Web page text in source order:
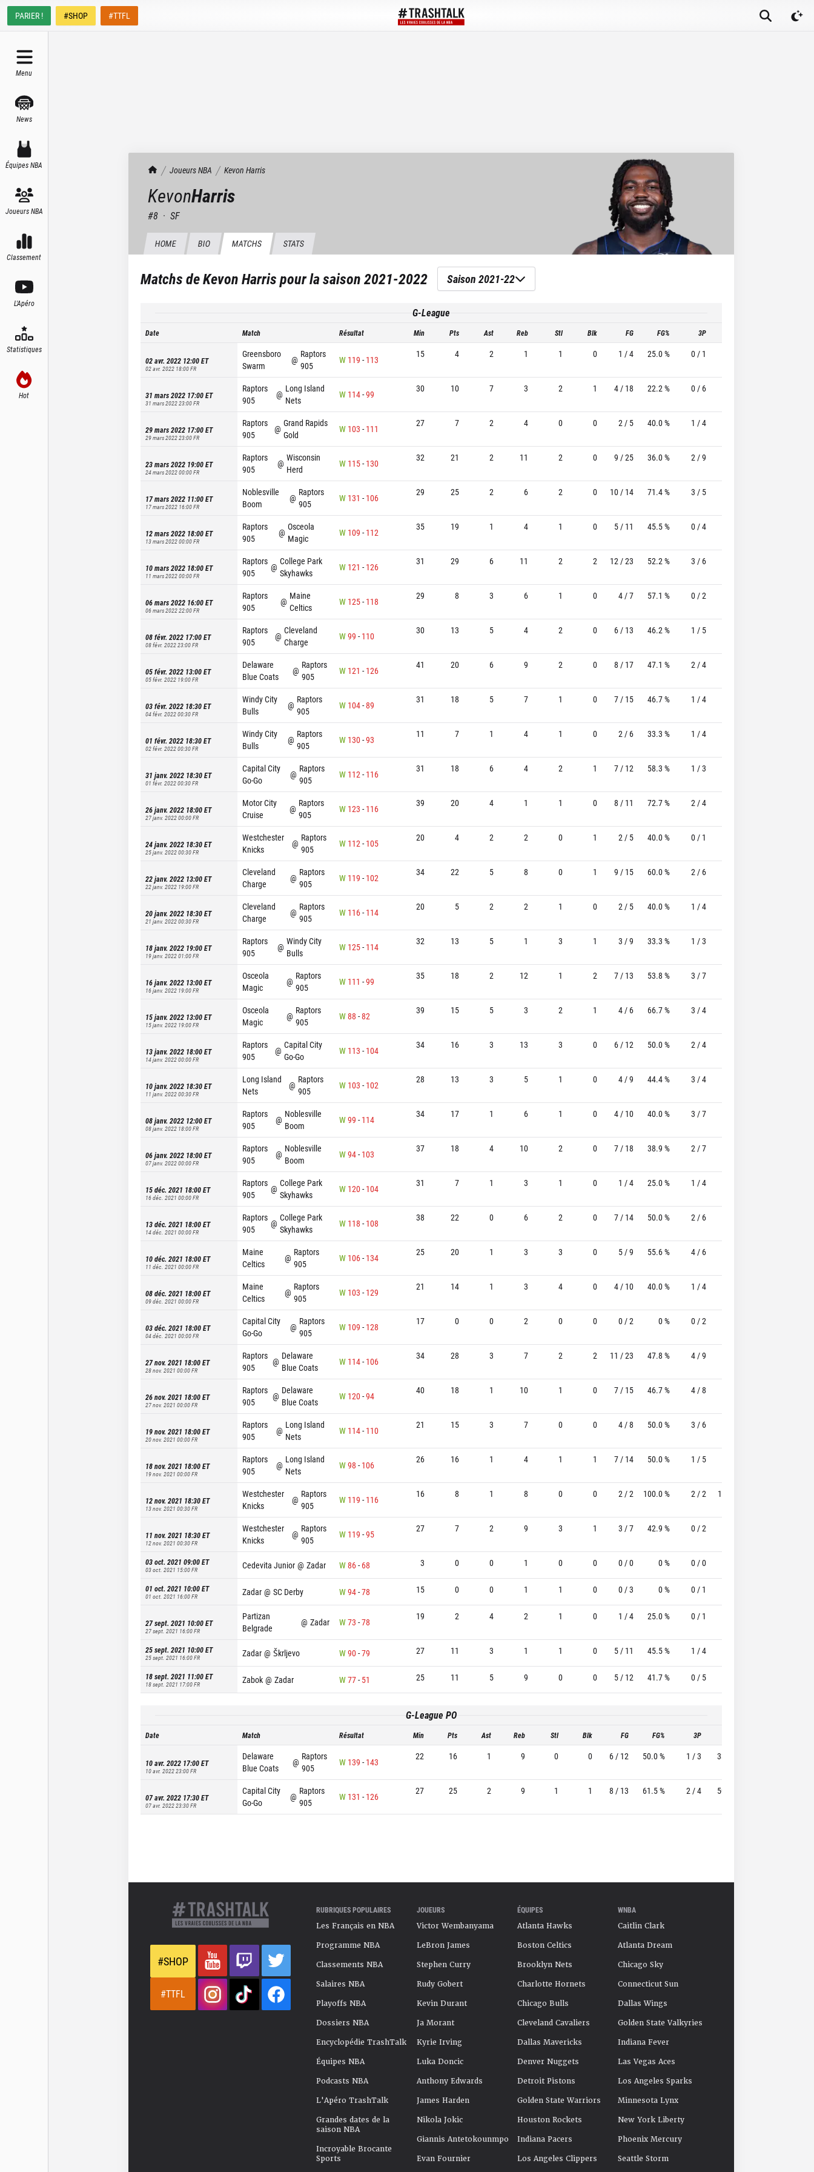
PARIER ! #SHOP #TTFL
Menu
News
Équipes NBA
Joueurs NBA
Classement
L'Apéro
Statistiques
Hot
TrashTalk Actu NBA
Joueurs NBA Kevon Harris
KevonHarris
#8 · SF
HOME BIO MATCHS STATS
Matchs deKevon Harrispour la saison2021-2022 Saison 2021-22
G-League
Date Match Résultat Min Pts Ast Reb Stl Blk FG FG% 3P
02 avr. 2022 12:00ET
02 avr. 2022 18:00FR
Greensboro
Swarm
@
Raptors
905
W 119 - 113
15 4 2 1 1 0 1 / 4 25.0 % 0 / 1
31 mars 2022 17:00ET
31 mars 2022 23:00FR
Raptors
905
@
Long Island
Nets
W 114-99
30 10 7 3 2 1 4 / 18 22.2 % 0 / 6
29 mars 2022 17:00ET
29 mars 2022 23:00FR
Raptors
905
@
Grand Rapids
Gold
W 103 - 111
27 7 2 4 0 0 2 / 5 40.0 % 1 / 4
23 mars 2022 19:00ET
24 mars 2022 00:00FR
Raptors
905
@
Wisconsin
Herd
W 115- 130
32 21 2 11 2 0 9 / 25 36.0 % 2 / 9
17 mars 2022 11:00ET
17 mars 2022 16:00FR
Noblesville
Boom
@
Raptors
905
W 131 - 106
29 25 2 6 2 0 10 / 14 71.4 % 3 / 5
12 mars 2022 18:00ET
13 mars 2022 00:00FR
Raptors
905
@
Osceola
Magic
W 109 - 112
35 19 1 4 1 0 5 / 11 45.5 % 0 / 4
10 mars 2022 18:00ET
11 mars 2022 00:00FR
Raptors
905
@
College Park
Skyhawks
W 121 - 126
31 29 6 11 2 2 12 / 23 52.2 % 3 / 6
06 mars 2022 16:00ET
06 mars 2022 22:00FR
Raptors
905
@
Maine
Celtics
W 125- 118
29 8 3 6 1 0 4 / 7 57.1 % 0 / 2
08 févr. 2022 17:00ET
08 févr. 2022 23:00FR
Raptors
905
@
Cleveland
Charge
W99 - 110
30 13 5 4 2 0 6 / 13 46.2 % 1 / 5
05 févr. 2022 13:00ET
05 févr. 2022 19:00FR
Delaware
Blue Coats
@
Raptors
905
W 121 - 126
41 20 6 9 2 0 8 / 17 47.1 % 2 / 4
03 févr. 2022 18:30ET
04 févr. 2022 00:30FR
Windy City
Bulls
@
Raptors
905
W 104-89
31 18 5 7 1 0 7 / 15 46.7 % 1 / 4
01 févr. 2022 18:30ET
02 févr. 2022 00:30FR
Windy City
Bulls
@
Raptors
905
W 130-93
11 7 1 4 1 0 2 / 6 33.3 % 1 / 4
31 janv. 2022 18:30ET
01 févr. 2022 00:30FR
Capital City
Go-Go
@
Raptors
905
W 112- 116
31 18 6 4 2 1 7 / 12 58.3 % 1 / 3
26 janv. 2022 18:00ET
27 janv. 2022 00:00FR
Motor City
Cruise
@
Raptors
905
W 123 - 116
39 20 4 1 1 0 8 / 11 72.7 % 2 / 4
24 janv. 2022 18:30ET
25 janv. 2022 00:30FR
Westchester
Knicks
@
Raptors
905
W 112- 105
20 4 2 2 0 1 2 / 5 40.0 % 0 / 1
22 janv. 2022 13:00ET
22 janv. 2022 19:00FR
Cleveland
Charge
@
Raptors
905
W 119 - 102
34 22 5 8 0 1 9 / 15 60.0 % 2 / 6
20 janv. 2022 18:30ET
21 janv. 2022 00:30FR
Cleveland
Charge
@
Raptors
905
W 116- 114
20 5 2 2 1 0 2 / 5 40.0 % 1 / 4
18 janv. 2022 19:00ET
19 janv. 2022 01:00FR
Raptors
905
@
Windy City
Bulls
W 125- 114
32 13 5 1 3 1 3 / 9 33.3 % 1 / 3
16 janv. 2022 13:00ET
16 janv. 2022 19:00FR
Osceola
Magic
@
Raptors
905
W 111 -99
35 18 2 12 1 2 7 / 13 53.8 % 3 / 7
15 janv. 2022 13:00ET
15 janv. 2022 19:00FR
Osceola
Magic
@
Raptors
905
W88 -82
39 15 5 3 2 1 4 / 6 66.7 % 3 / 4
13 janv. 2022 18:00ET
14 janv. 2022 00:00FR
Raptors
905
@
Capital City
Go-Go
W 113 - 104
34 16 3 13 3 0 6 / 12 50.0 % 2 / 4
10 janv. 2022 18:30ET
11 janv. 2022 00:30FR
Long Island
Nets
@
Raptors
905
W 103 - 102
28 13 3 5 1 0 4 / 9 44.4 % 3 / 4
08 janv. 2022 12:00ET
08 janv. 2022 18:00FR
Raptors
905
@
Noblesville
Boom
W99 - 114
34 17 1 6 1 0 4 / 10 40.0 % 3 / 7
06 janv. 2022 18:00ET
07 janv. 2022 00:00FR
Raptors
905
@
Noblesville
Boom
W94- 103
37 18 4 10 2 0 7 / 18 38.9 % 2 / 7
15 déc. 2021 18:00ET
16 déc. 2021 00:00FR
Raptors
905
@
College Park
Skyhawks
W 120- 104
31 7 1 3 1 0 1 / 4 25.0 % 1 / 4
13 déc. 2021 18:00ET
14 déc. 2021 00:00FR
Raptors
905
@
College Park
Skyhawks
W 118 - 108
38 22 0 6 2 0 7 / 14 50.0 % 2 / 6
10 déc. 2021 18:00ET
11 déc. 2021 00:00FR
Maine
Celtics
@
Raptors
905
W 106- 134
25 20 1 3 3 0 5 / 9 55.6 % 4 / 6
08 déc. 2021 18:00ET
09 déc. 2021 00:00FR
Maine
Celtics
@
Raptors
905
W 103 - 129
21 14 1 3 4 0 4 / 10 40.0 % 1 / 4
03 déc. 2021 18:00ET
04 déc. 2021 00:00FR
Capital City
Go-Go
@
Raptors
905
W 109 - 128
17 0 0 2 0 0 0 / 2 0 % 0 / 2
27 nov. 2021 18:00ET
28 nov. 2021 00:00FR
Raptors
905
@
Delaware
Blue Coats
W 114- 106
34 28 3 7 2 2 11 / 23 47.8 % 4 / 9
26 nov. 2021 18:00ET
27 nov. 2021 00:00FR
Raptors
905
@
Delaware
Blue Coats
W 120-94
40 18 1 10 1 0 7 / 15 46.7 % 4 / 8
19 nov. 2021 18:00ET
20 nov. 2021 00:00FR
Raptors
905
@
Long Island
Nets
W 114- 110
21 15 3 7 0 0 4 / 8 50.0 % 3 / 6
18 nov. 2021 18:00ET
19 nov. 2021 00:00FR
Raptors
905
@
Long Island
Nets
W98 - 106
26 16 1 4 1 1 7 / 14 50.0 % 1 / 5
12 nov. 2021 18:30ET
13 nov. 2021 00:30FR
Westchester
Knicks
@
Raptors
905
W 119 - 116
16 8 1 8 0 0 2 / 2 100.0 % 2 / 2 100.0%
11 nov. 2021 18:30ET
12 nov. 2021 00:30FR
Westchester
Knicks
@
Raptors
905
W 119 -95
27 7 2 9 3 1 3 / 7 42.9 % 0 / 2
03 oct. 2021 09:00ET
03 oct. 2021 15:00FR Cedevita Junior @ Zadar W86- 68 3 0 0 1 0 0 0 / 0 0 % 0 / 0
01 oct. 2021 10:00ET
01 oct. 2021 16:00FR Zadar @ SC Derby W94-78 15 0 0 1 1 0 0 / 3 0 % 0 / 1
27 sept. 2021 10:00ET
27 sept. 2021 16:00FR
Partizan
Belgrade
@ Zadar W73 -78
19 2 4 2 1 0 1 / 4 25.0 % 0 / 1
25 sept. 2021 10:00ET
25 sept. 2021 16:00FR Zadar @ Škrljevo W90-79 27 11 3 1 1 0 5 / 11 45.5 % 1 / 4
18 sept. 2021 11:00ET
18 sept. 2021 17:00FR Zabok @ Zadar W77- 51 25 11 5 9 0 0 5 / 12 41.7 % 0 / 5
G-League PO
Date Match Résultat Min Pts Ast Reb Stl Blk FG FG% 3P
10 avr. 2022 17:00ET
10 avr. 2022 23:00FR
Delaware
Blue Coats
@
Raptors
905
W 139 - 143
22 16 1 9 0 0 6 / 12 50.0 % 1 / 3 33.3%
07 avr. 2022 17:30ET
07 avr. 2022 23:30FR
Capital City
Go-Go
@
Raptors
905
W 131 - 126
27 25 2 9 1 1 8 / 13 61.5 % 2 / 4 50.0%
#SHOP
#TTFL
RUBRIQUES POPULAIRES
Les Français en NBA
Programme NBA
Classements NBA
Salaires NBA
Playoffs NBA
Dossiers NBA
Encyclopédie TrashTalk
Équipes NBA
Podcasts NBA
L'Apéro TrashTalk
Grandes dates de la
saison NBA
Incroyable Brocante
Sports
JOUEURS
Victor Wembanyama
LeBron James
Stephen Curry
Rudy Gobert
Kevin Durant
Ja Morant
Kyrie Irving
Luka Doncic
Anthony Edwards
James Harden
Nikola Jokic
Giannis Antetokounmpo
Evan Fournier
ÉQUIPES
Atlanta Hawks
Boston Celtics
Brooklyn Nets
Charlotte Hornets
Chicago Bulls
Cleveland Cavaliers
Dallas Mavericks
Denver Nuggets
Detroit Pistons
Golden State Warriors
Houston Rockets
Indiana Pacers
Los Angeles Clippers
WNBA
Caitlin Clark
Atlanta Dream
Chicago Sky
Connecticut Sun
Dallas Wings
Golden State Valkyries
Indiana Fever
Las Vegas Aces
Los Angeles Sparks
Minnesota Lynx
New York Liberty
Phoenix Mercury
Seattle Storm